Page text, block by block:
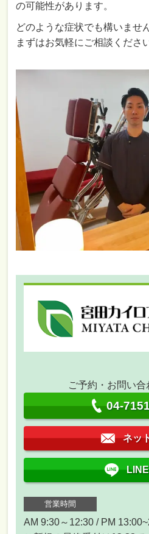
の可能性があります。
どのような症状でも構いませ
まずはお気軽にご相談くださ
ご予約・お問い合
04-
ネッ
営業時間
AM 9:30～12:30 / PM